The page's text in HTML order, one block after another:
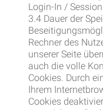
Login-In /
3.4 Dauer der
Rechner des
unserer Seite
auch die volle
Cookies. Durch
Ihrem
Cookies